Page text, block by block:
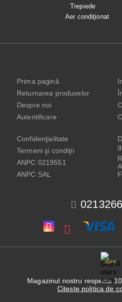
Trepiede
Aer condiţionat
Prima pagină
Returnarea produselor
Despre noi
Autentificare
Confidenţialitate
Termeni şi condiţii
ANPC 0219551
ANPC SAL
GDPR
Magazinul nostru respecta
Citeste politica de